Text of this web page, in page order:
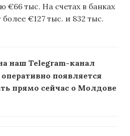
€66 тыс. На счетах в банках
€127 тыс. и 832 тыс.
наш Telegram-канал
появляется
прямо сейчас о Молдове